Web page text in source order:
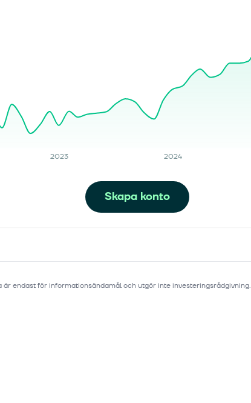
2023 2024
Skapa konto
är endast för informationsändamål och utgör inte investeringsrådgivning.